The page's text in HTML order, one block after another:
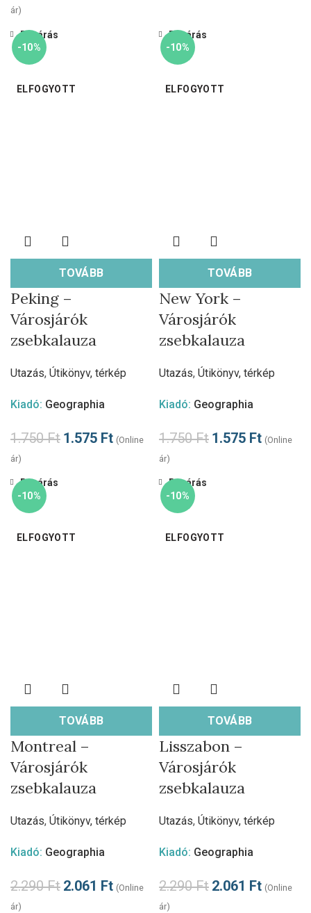
ár)
-10%
ELFOGYOTT
TOVÁBB
Bezárás
Peking –
Városjárók
zsebkalauza
Utazás, Útikönyv, térkép
Kiadó: Geographia
1.750Ft 1.575 Ft (Online
ár)
-10%
ELFOGYOTT
TOVÁBB
Bezárás
New York –
Városjárók
zsebkalauza
Utazás, Útikönyv, térkép
Kiadó: Geographia
1.750Ft 1.575 Ft (Online
ár)
-10%
ELFOGYOTT
TOVÁBB
Bezárás
Montreal –
Városjárók
zsebkalauza
Utazás, Útikönyv, térkép
Kiadó: Geographia
2.290Ft 2.061 Ft (Online
ár)
-10%
ELFOGYOTT
TOVÁBB
Bezárás
Lisszabon –
Városjárók
zsebkalauza
Utazás, Útikönyv, térkép
Kiadó: Geographia
2.290Ft 2.061 Ft (Online
ár)